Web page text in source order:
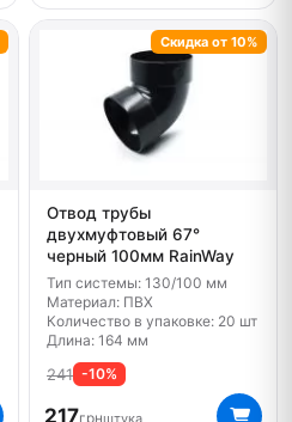
Отвод трубы
двухмуфтовый 67°
черный 100мм RainWay
Тип системы: 130/100 мм
Материал: ПВХ
Количество в упаковке: 20 шт
Длина: 164 мм
241 -10%
217грнштука
Скидка от 10%